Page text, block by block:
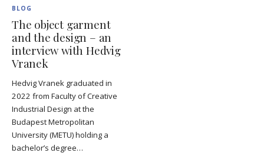
BLOG
The object garment
and the design – an
interview with Hedvig
Vranek
Hedvig Vranek graduated in
2022 from Faculty of Creative
Industrial Design at the
Budapest Metropolitan
University (METU) holding a
bachelor’s degree…